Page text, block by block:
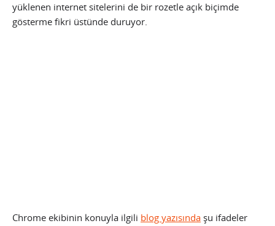
yüklenen internet sitelerini de bir rozetle açık biçimde
gösterme fikri üstünde duruyor.
Chrome ekibinin konuyla ilgili blog yazısında şu ifadeler